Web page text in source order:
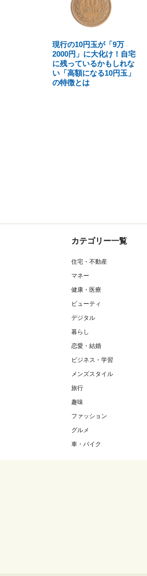
現行の10円玉が「9万
2000円」に大化け！自宅
に残っているかもしれな
い「高額になる10円玉」
の特徴とは
カテゴリー一覧
住宅・不動産
マネー
健康・医療
ビューティ
デジタル
暮らし
恋愛・結婚
ビジネス・学習
メンズスタイル
旅行
趣味
ファッション
グルメ
車・バイク